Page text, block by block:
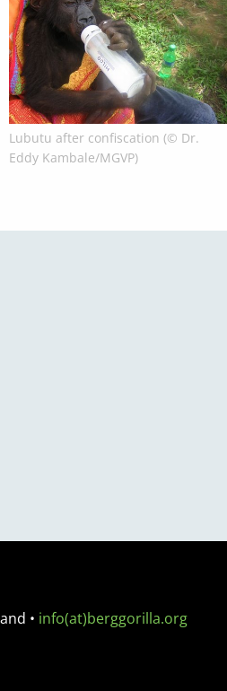
Lubutu after confiscation (© Dr.
Eddy Kambale/MGVP)
• info(at)berggorilla.org